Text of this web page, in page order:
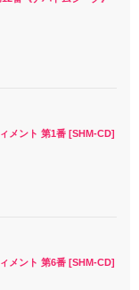
メント 第1番 [SHM-CD]
メント 第6番 [SHM-CD]